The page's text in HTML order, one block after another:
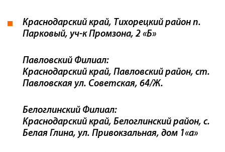
Краснодарский край, Тихорецкий район п.
Парковый, уч-к Промзона, 2 «Б»
Павловский Филиал:
Краснодарский край, Павловский район, ст.
Павловская ул. Советская, 64/Ж.
Белоглинский Филиал:
Краснодарский край, Белоглинский район, с.
Белая Глина, ул. Привокзальная, дом 1«а»